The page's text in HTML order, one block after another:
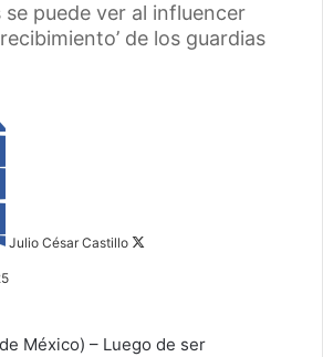
se puede ver al influencer
de los guardias
Julio César Castillo
México) – Luego de ser